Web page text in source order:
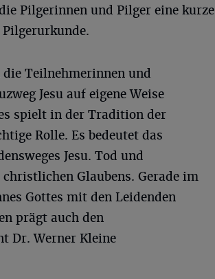
Pilgerinnen und Pilger eine kurze
Pilgerurkunde.
Teilnehmerinnen und
Jesu auf eigene Weise
spielt in der Tradition der
Rolle. Es bedeutet das
Jesu. Tod und
Glaubens. Gerade im
Gottes mit den Leidenden
prägt auch den
Dr. Werner Kleine